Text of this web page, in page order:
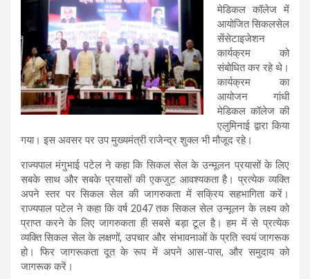
मेडिकल कॉलेज में
आयोजित सिकलसेल
सेंसेटाइजेशन
कार्यक्रम को
संबोधित कर रहे थे।
कार्यक्रम का
आयोजन गांधी
मेडिकल कॉलेज की
एलुमिनाई द्वारा किया
गया। इस अवसर पर उप मुख्यमंत्री राजेन्द्र शुक्ल भी मौजूद रहे।
राज्यपाल मंगुभाई पटेल ने कहा कि सिकल सेल के उन्मूलन प्रयासों के लिए
सबके साथ और सबके प्रयासों की एकजुट आवश्यकता है। प्रत्येक व्यक्ति
अपने स्तर पर सिकल सेल की जागरुकता में सक्रिय सहभागिता करें।
राज्यपाल पटेल ने कहा कि वर्ष 2047 तक सिकल सेल उन्मूलन के लक्ष्य को
प्राप्त करने के लिए जागरुकता ही सबसे बड़ा टूल है। हम में से प्रत्येक
व्यक्ति सिकल सेल के लक्षणों, उपचार और संभावनाओं के प्रति स्वयं जागरूक
हो। फिर जागरूकता दूत के रूप में अपने आस-पास, और समुदाय को
जागरूक करें।